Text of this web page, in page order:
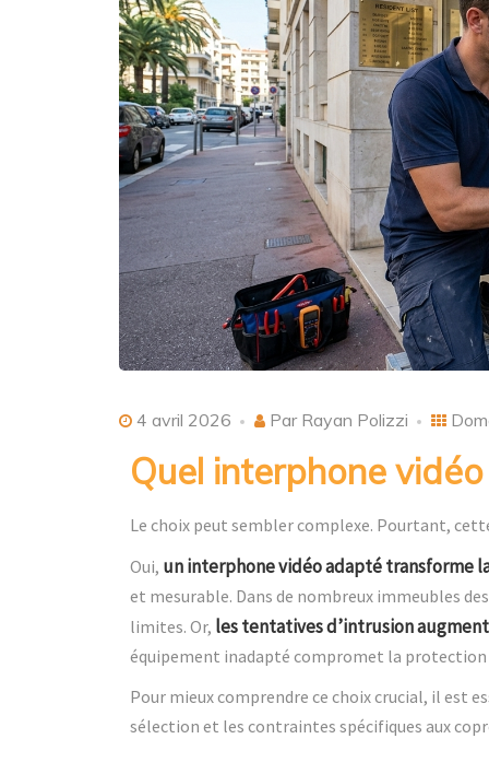
4 avril 2026 Par Rayan Polizzi
Quel interphone
Le choix peut sembler complexe. Pourtant,
Oui, un interphone vidéo adapté transforme
et mesurable. Dans de nombreux immeubles
limites. Or, les tentatives d’intrusion
équipement inadapté compromet la protection
Pour mieux comprendre ce choix crucial, il est
sélection et les contraintes spécifiques aux